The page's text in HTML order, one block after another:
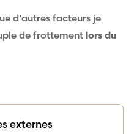
d’autres facteurs je
de frottement lors du
externes